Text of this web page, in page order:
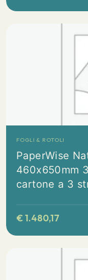
FOGLI & ROTOLI
PaperWise
460x650mm
cartone a 3
€1.480,17